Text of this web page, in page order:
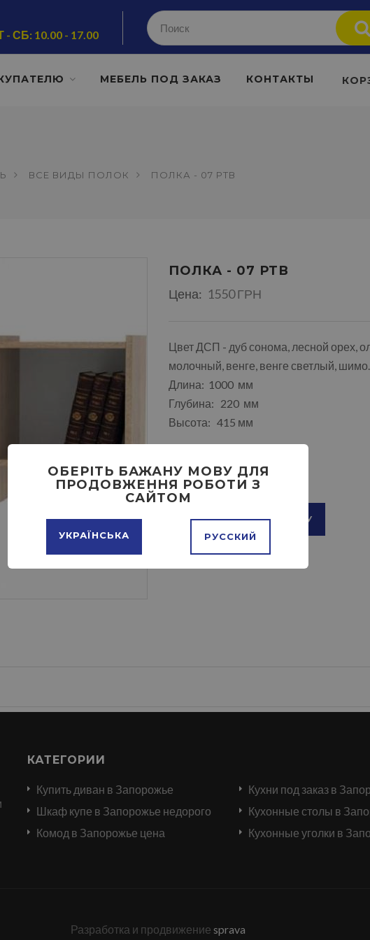
- СБ: 10.00 - 17.00
МЕБЕЛЬ ПОД ЗАКАЗ КОНТАКТЫ
ВСЕ ВИДЫ ПОЛОК ПОЛКА - 07 РТВ
ПОЛКА - 07 РТВ
Цена: 1550 ГРН
Цвет ДСП - дуб сонома, лесной орех,
молочный, венге, венге светлый, шимо.
Длина: 1000 мм
Глубина: 220 мм
Высота: 415 мм
ДОБАВИТЬ В КОРЗИНУ
КАТЕГОРИИ
Купить диван в Запорожье
Шкаф купе в Запорожье недорого
Комод в Запорожье цена
Кухни под заказ в
Кухонные столы в
Кухонные уголки в
Разработка и продвижение sprava
ОБЕРІТЬ БАЖАНУ МОВУ ДЛЯ
ПРОДОВЖЕННЯ РОБОТИ З
САЙТОМ
УКРАЇНСЬКА РУССКИЙ